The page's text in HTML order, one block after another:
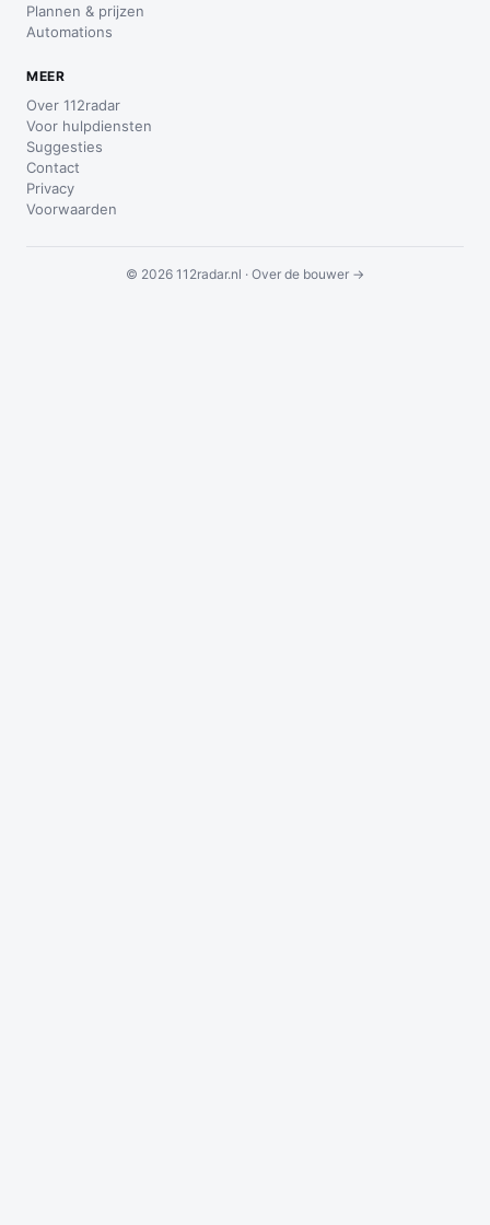
Plannen & prijzen
Automations
MEER
Over 112radar
Voor hulpdiensten
Suggesties
Contact
Privacy
Voorwaarden
© 2026 112radar.nl · Over de bouwer →